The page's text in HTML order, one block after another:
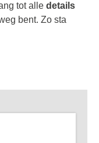
tot alle details
bent. Zo sta